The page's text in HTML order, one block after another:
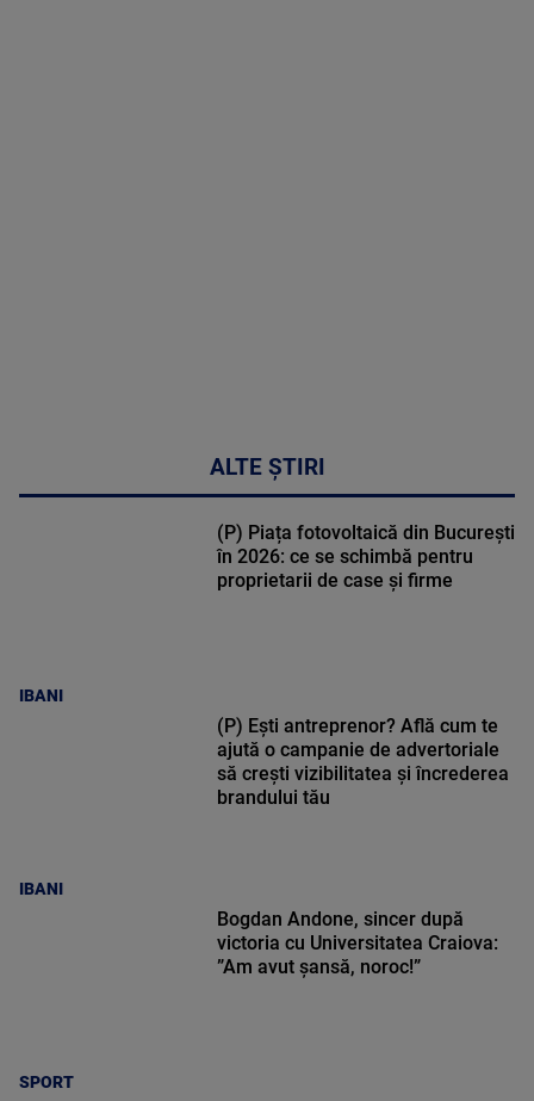
ALTE ȘTIRI
IBANI
(P) Piața fotovoltaică din București
în 2026: ce se schimbă pentru
proprietarii de case și firme
IBANI
(P) Ești antreprenor? Află cum te
ajută o campanie de advertoriale
să crești vizibilitatea și încrederea
brandului tău
SPORT
Bogdan Andone, sincer după
victoria cu Universitatea Craiova:
”Am avut șansă, noroc!”